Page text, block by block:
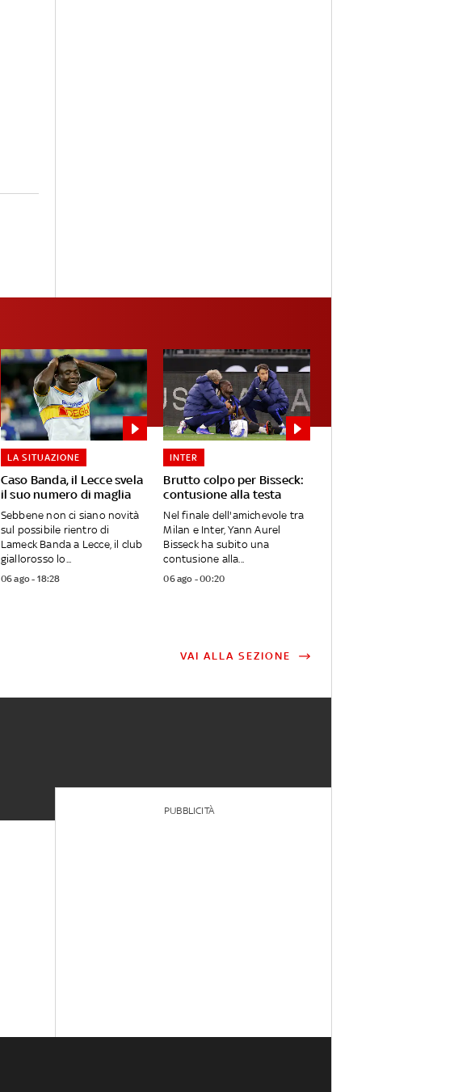
Caso Banda, il Lecce svela
il suo numero di maglia
LA SITUAZIONE
Sebbene non ci siano novità
sul possibile rientro di
Lameck Banda a Lecce, il club
giallorosso lo...
06 ago - 18:28
Brutto colpo per Bisseck:
contusione alla testa
INTER
Nel finale dell'amichevole tra
Milan e Inter, Yann Aurel
Bisseck ha subito una
contusione alla...
06 ago - 00:20
VAI ALLA SEZIONE
PUBBLICITÀ